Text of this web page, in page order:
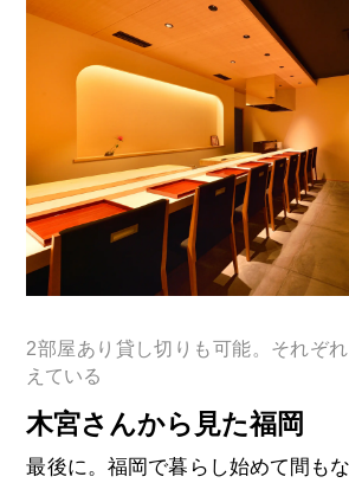
2部屋あり貸し切りも可能。それぞ
えている
木宮さんから見た福岡
最後に。福岡で暮らし始めて間も